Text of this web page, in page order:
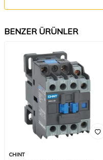
BENZER ÜRÜNLER
CHINT